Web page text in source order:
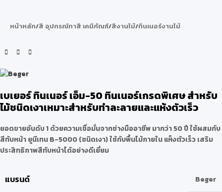
หน้าหลัก/สี อุปกรณ์ทาสี เคมีภัณฑ์/สีงานไม้/ทินเนอร์งานไม้
เบเยอร์ ทินเนอร์ เอ็ม-50 ทินเนอร์เกรดพิเศษ สำหรับ
ไม้ชนิดเงาเหมาะสำหรับทำละลายและแห้งตัวเร็ว
ยอดขายอันดับ 1 ด้วยความเชื่อมั่นจากช่างมืออาชีพ มากว่า 50 ปี ใช้ผสมกับ
สีทับหน้า ยูนีเทน B-5000 (ชนิดเงา) ใช้กับพื้นไม้ภายใน แห็งตัวเร็ว เสริม
ประสิทธิภาพสีทับหน้าได้อย่างดีเยี่ยม
แบรนด์ Beger